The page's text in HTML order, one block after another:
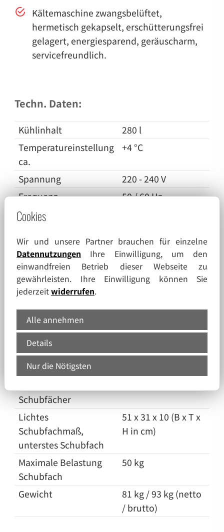
Kältemaschine zwangsbelüftet,
hermetisch gekapselt, erschütterungsfrei
gelagert, energiesparend, geräuscharm,
servicefreundlich.
Techn. Daten:
Kühlinhalt
280 l
Temperatureinstellung
ca.
+4 °C
Spannung
220 - 240 V
Frequenz
50 / 60 Hz
Normalverbrauch
Außenmaße einschl.
Wandabstand
68 x 72 x 131,5 (B x
T x H in cm)
Nutzmaße
49 x 39 x 92 (B x T x
unten 15cm
Außenmaße bei 90°
geöffneter Tür
cm)
Lichtes
Schubfächer
Lichtes
Schubfachmaß,
unterstes Schubfach
51 x 31 x 10 (B x T x
H in cm)
Maximale Belastung
Schubfach
50 kg
Gewicht
81 kg / 93 kg (netto
/ brutto)
Cookies
Wir und unsere Partner brauchen für einzelne
Datennutzungen Ihre Einwilligung, um den
einwandfreien Betrieb dieser Webseite zu
gewährleisten. Ihre Einwilligung können Sie
jederzeitwiderrufen.
Alle annehmen
Details
Nur die Nötigsten